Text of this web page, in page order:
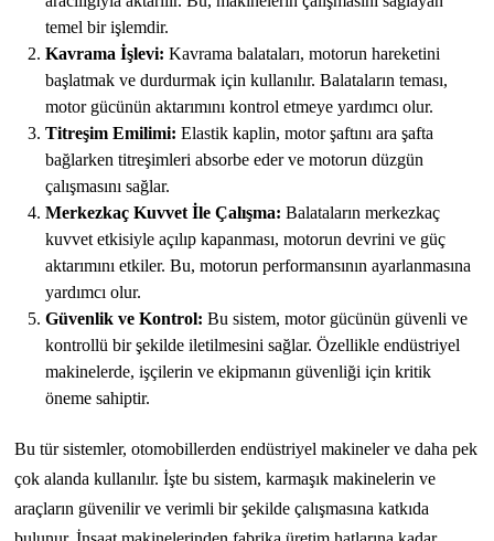
temel bir işlemdir.
Kavrama İşlevi: Kavrama balataları, motorun hareketini
başlatmak ve durdurmak için kullanılır. Balataların teması,
motor gücünün aktarımını kontrol etmeye yardımcı olur.
Titreşim Emilimi: Elastik kaplin, motor şaftını ara şafta
bağlarken titreşimleri absorbe eder ve motorun düzgün
çalışmasını sağlar.
Merkezkaç Kuvvet İle Çalışma: Balataların merkezkaç
kuvvet etkisiyle açılıp kapanması, motorun devrini ve güç
aktarımını etkiler. Bu, motorun performansının ayarlanmasına
yardımcı olur.
Güvenlik ve Kontrol: Bu sistem, motor gücünün güvenli ve
kontrollü bir şekilde iletilmesini sağlar. Özellikle endüstriyel
makinelerde, işçilerin ve ekipmanın güvenliği için kritik
öneme sahiptir.
Bu tür sistemler, otomobillerden endüstriyel makineler ve daha pek
çok alanda kullanılır. İşte bu sistem, karmaşık makinelerin ve
araçların güvenilir ve verimli bir şekilde çalışmasına katkıda